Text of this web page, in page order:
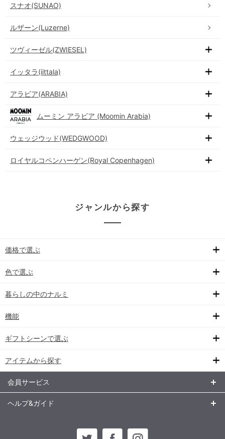
スナオ(SUNAO)
ルザーン(Luzerne)
ツヴィーゼル(ZWIESEL)
イッタラ(iittala)
アラビア(ARABIA)
ムーミン アラビア (Moomin Arabia)
ウェッジウッド(WEDGWOOD)
ロイヤルコペンハーゲン(Royal Copenhagen)
ジャンルから探す
価格で選ぶ
色で選ぶ
暮らしの中のナルミ
機能
ギフトシーンで選ぶ
アイテムから探す
会員サービス
ヘルプ&ガイド